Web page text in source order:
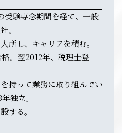
受験専念期間を経て、一般
。
所し、キャリアを積む。
。翌2012年、税理士登
持って業務に取り組んでい
独立。
する。